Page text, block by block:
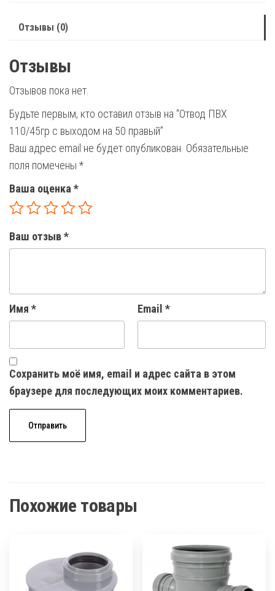
50Отзывы (0)
Отзывы
Отзывов пока нет.
Будьте первым, кто оставил отзыв на “Отвод ПВХ
110/45гр с выходом на 50 правый”
Ваш адрес email не будет опубликован. Обязательные
поля помечены *
Ваша оценка *
Ваш отзыв*
Имя * Email *
Сохранить моё имя, email и адрес сайта в этом
браузере для последующих моих комментариев.
Похожие товары